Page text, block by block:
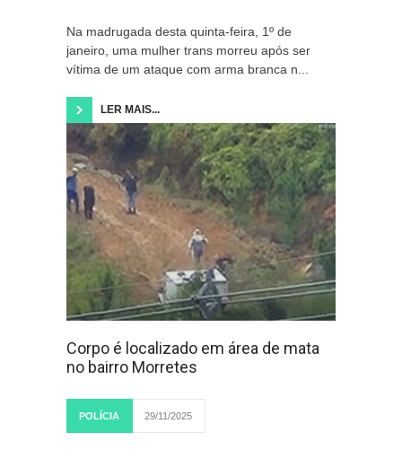
Na madrugada desta quinta-feira, 1º de
janeiro, uma mulher trans morreu após ser
vítima de um ataque com arma branca n...
LER MAIS...
Corpo é localizado em área de mata
no bairro Morretes
POLÍCIA 29/11/2025